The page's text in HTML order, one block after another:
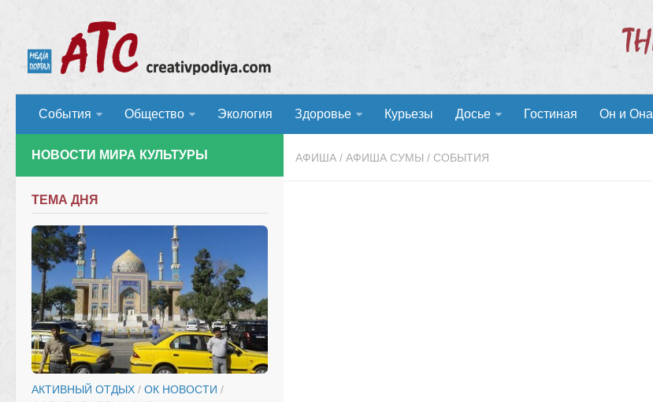
События Общество Экология Здоровье Курьезы Досье Гостиная Он и Она
АФИША / АФИША СУМЫ / СОБЫТИЯ
НОВОСТИ МИРА КУЛЬТУРЫ
ТЕМА ДНЯ
АКТИВНЫЙ ОТДЫХ / ОК НОВОСТИ /